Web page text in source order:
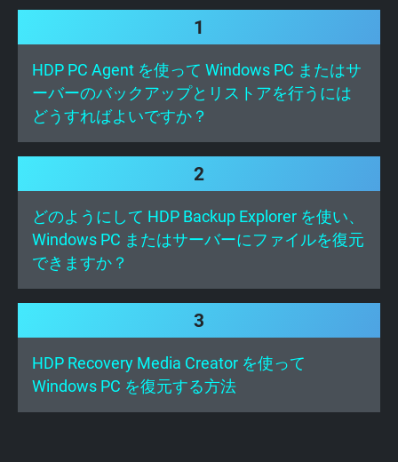
1
HDP PC Agent を使って Windows PC またはサ
ーバーのバックアップとリストアを行うには
どうすればよいですか？
2
どのようにして HDP Backup Explorer を使い、
Windows PC またはサーバーにファイルを復元
できますか？
3
HDP Recovery Media Creator を使って
Windows PC を復元する方法